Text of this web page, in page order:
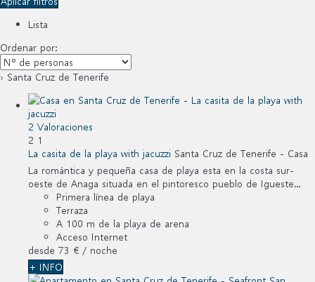
Lista
Ordenar por:
› Santa Cruz de Tenerife
2 Valoraciones
2 1
La casita de la playa with jacuzzi Santa Cruz de Tenerife - Casa
La romántica y pequeña casa de playa esta en la costa sur-
oeste de Anaga situada en el pintoresco pueblo de Igueste...
Primera línea de playa
Terraza
A 100 m de la playa de arena
Acceso Internet
desde 73 € / noche
+ INFO